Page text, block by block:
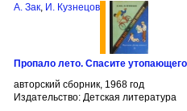
А. Зак, И. Кузнецов
Пропало лето. Спасите утопающего
авторский сборник, 1968 год
Издательство: Детская литература